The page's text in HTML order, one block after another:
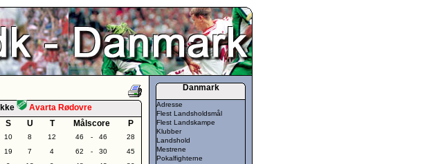
Avarta Rødovre
S U T Målscore P
10 8 12 46 - 46
28
19 7 4 62 - 30
45
Danmark
Adresse
Flest Landsholdsmål
Flest Landskampe
Klubber
Landshold
Mestrene
Pokalfighterne